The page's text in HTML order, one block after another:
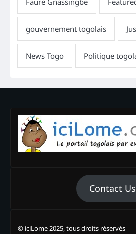
Contact Us
© iciLome 2025, tous droits réservés